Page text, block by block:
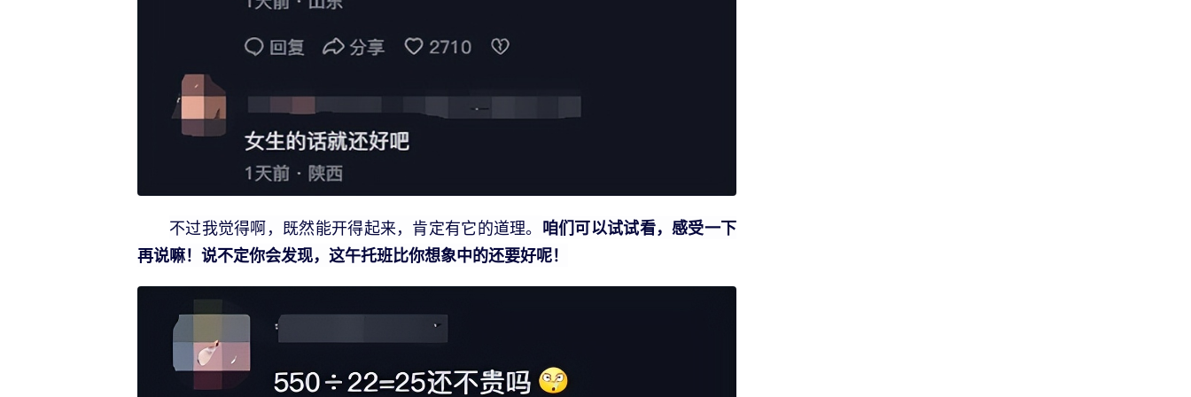
不过我觉得啊，既然能开得起来，肯定有它的道理。 咱们可以试试看，感受一下
再说嘛！说不定你会发现，这午托班比你想象中的还要好呢！